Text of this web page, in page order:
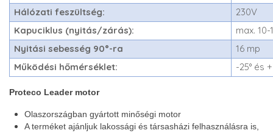
Hálózati feszültség:
230V
Kapuciklus (nyitás/zárás):
max.
Nyitási sebesség 90°-ra
16 mp
Működési hőmérséklet:
-25° és
Proteco Leader motor
Olaszországban gyártott minőségi motor
A terméket ajánljuk lakossági és társasházi felhasználásra is,